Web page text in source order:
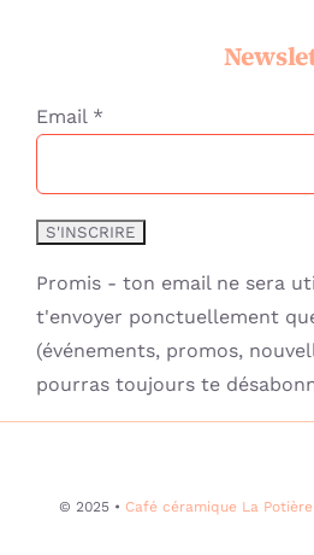
Email *
Promis - ton email ne sera
t'envoyer ponctuellement
(événements, promos,
pourras toujours te
© 2025 • Café céramique La Potière